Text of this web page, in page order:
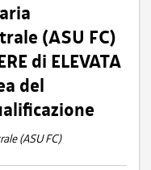
(ASU FC)
di ELEVATA
del
(ASU FC)